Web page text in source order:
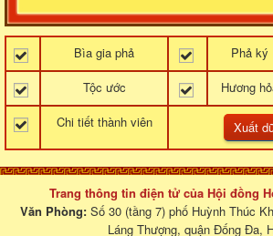
Bìa gia phả Phả ký
Tộc ước
Hương
Chi tiết thành viên
Trang thông tin điện tử của Hội đồng
Văn Phòng: Số 30 (tầng 7) phố Huỳnh Thúc
Láng Thượng, quận Đống Đa,